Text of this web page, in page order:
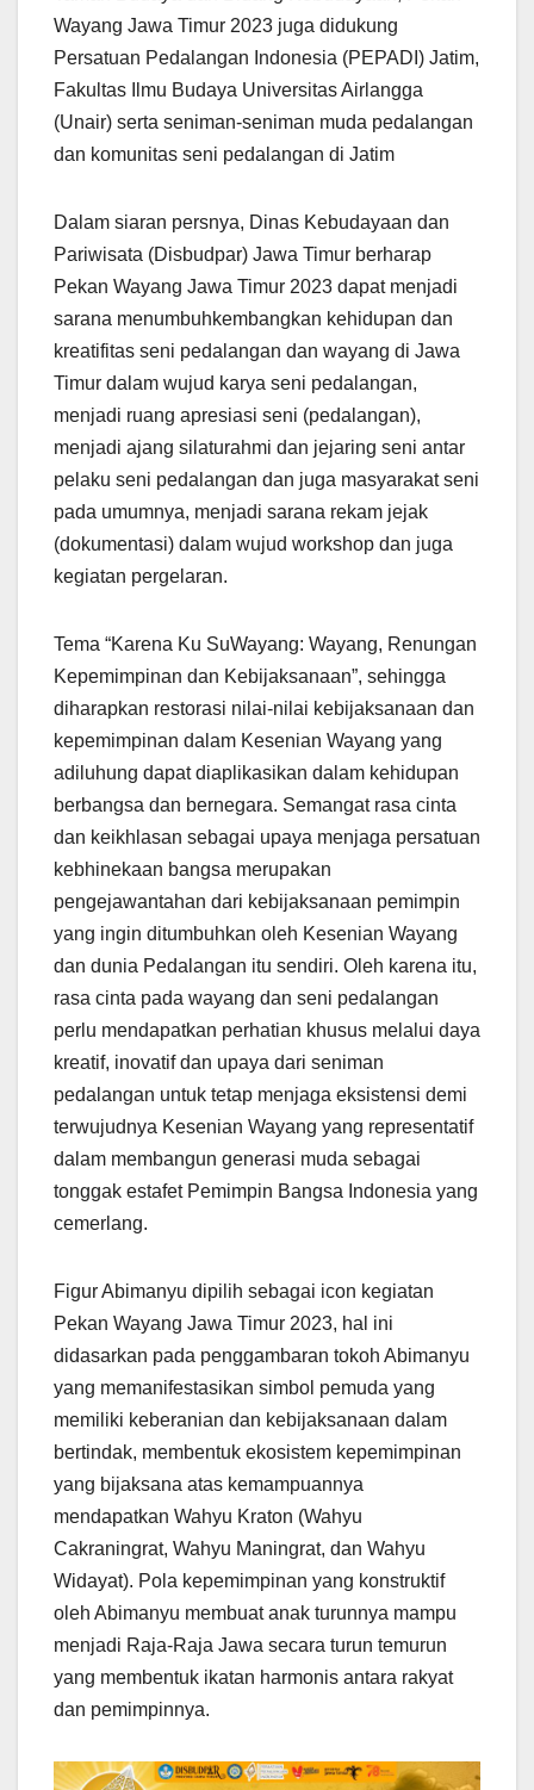
Wayang Jawa Timur 2023 juga didukung
Persatuan Pedalangan Indonesia (PEPADI) Jatim,
Fakultas Ilmu Budaya Universitas Airlangga
(Unair) serta seniman-seniman muda pedalangan
dan komunitas seni pedalangan di Jatim
Dalam siaran persnya, Dinas Kebudayaan dan
Pariwisata (Disbudpar) Jawa Timur berharap
Pekan Wayang Jawa Timur 2023 dapat menjadi
sarana menumbuhkembangkan kehidupan dan
kreatifitas seni pedalangan dan wayang di Jawa
Timur dalam wujud karya seni pedalangan,
menjadi ruang apresiasi seni (pedalangan),
menjadi ajang silaturahmi dan jejaring seni antar
pelaku seni pedalangan dan juga masyarakat seni
pada umumnya, menjadi sarana rekam jejak
(dokumentasi) dalam wujud workshop dan juga
kegiatan pergelaran.
Tema “Karena Ku SuWayang: Wayang, Renungan
Kepemimpinan dan Kebijaksanaan”, sehingga
diharapkan restorasi nilai-nilai kebijaksanaan dan
kepemimpinan dalam Kesenian Wayang yang
adiluhung dapat diaplikasikan dalam kehidupan
berbangsa dan bernegara. Semangat rasa cinta
dan keikhlasan sebagai upaya menjaga persatuan
kebhinekaan bangsa merupakan
pengejawantahan dari kebijaksanaan pemimpin
yang ingin ditumbuhkan oleh Kesenian Wayang
dan dunia Pedalangan itu sendiri. Oleh karena itu,
rasa cinta pada wayang dan seni pedalangan
perlu mendapatkan perhatian khusus melalui daya
kreatif, inovatif dan upaya dari seniman
pedalangan untuk tetap menjaga eksistensi demi
terwujudnya Kesenian Wayang yang representatif
dalam membangun generasi muda sebagai
tonggak estafet Pemimpin Bangsa Indonesia yang
cemerlang.
Figur Abimanyu dipilih sebagai icon kegiatan
Pekan Wayang Jawa Timur 2023, hal ini
didasarkan pada penggambaran tokoh Abimanyu
yang memanifestasikan simbol pemuda yang
memiliki keberanian dan kebijaksanaan dalam
bertindak, membentuk ekosistem kepemimpinan
yang bijaksana atas kemampuannya
mendapatkan Wahyu Kraton (Wahyu
Cakraningrat, Wahyu Maningrat, dan Wahyu
Widayat). Pola kepemimpinan yang konstruktif
oleh Abimanyu membuat anak turunnya mampu
menjadi Raja-Raja Jawa secara turun temurun
yang membentuk ikatan harmonis antara rakyat
dan pemimpinnya.